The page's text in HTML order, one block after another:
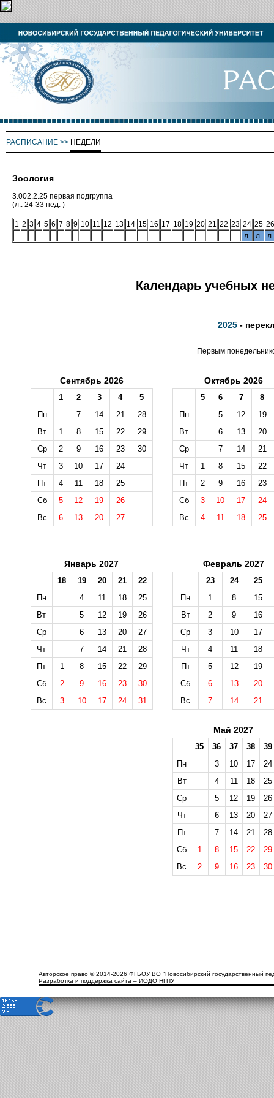
РАСПИСАНИЕ >> НЕДЕЛИ
Зоология
3.002.2.25 первая подгруппа
(л.: 24-33 нед. )
1 2 3 4 5 6 7 8 9 10 11 12 13 14 15 16 17 18 19 20 21 22 23 24 25 26
л.
л. л.
Календарь учебных
2025 -
Первым
Сентябрь 2026
1 2 3 4
5
Пн
7 14 21
28
Вт
1 8 15 22
29
Ср
2 9 16 23
30
Чт
3 10 17
24
Пт
4 11 18
25
Сб
5 12 19
26
Вс
6 13 20 27
Октябрь 2026
5 6 7
8
Пн
5 12
19
Вт
6 13
20
Ср
7 14
21
Чт
1 8 15
22
Пт
2 9 16
23
Сб
3 10 17
24
Вс
4 11 18 25
Январь 2027
18 19 20 21
22
Пн
4 11 18
25
Вт
5 12 19
26
Ср
6 13 20
27
Чт
7 14 21
28
Пт
1 8 15 22
29
Сб
2 9 16 23
30
Вс
3 10 17 24 31
Февраль 2027
23 24
25
Пн
1 8
15
Вт
2 9
16
Ср
3 10
17
Чт
4 11
18
Пт
5 12
19
Сб
6 13
20
Вс
7 14 21
Май 2027
35 36 37 38
39
Пн
3 10 17
24
Вт
4 11 18
25
Ср
5 12 19
26
Чт
6 13 20
27
Пт
7 14 21
28
Сб
1 8 15 22
29
Вс
2 9 16 23 30
Авторское право © 2014-2026 ФГБОУ ВО "Новосибирский государственный
Разработка и поддержка сайта – ИОДО НГПУ